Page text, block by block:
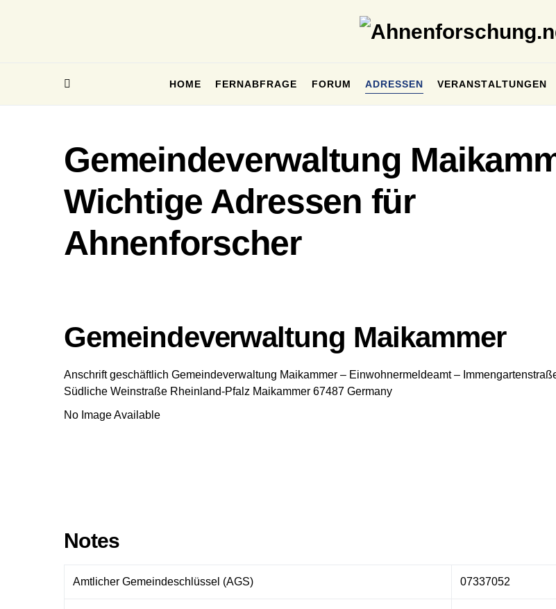
HOME FERNABFRAGE FORUM ADRESSEN VERANSTALTUNGEN
Gemeindeverwaltung
Wichtige Adressen für
Ahnenforscher
Gemeindeverwaltung Maikammer
Anschrift geschäftlich Gemeindeverwaltung Maikammer – Einwohnermeldeamt –
Südliche Weinstraße Rheinland-Pfalz Maikammer 67487 Germany
No Image Available
Notes
Amtlicher Gemeindeschlüssel (AGS) 07337052